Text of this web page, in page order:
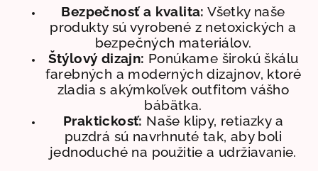
i
e
p
r
v
k
y
v
ý
p
i
e
Bezpečnosť a kvalita: Všetky naše
produkty sú vyrobené z netoxických a
bezpečných materiálov.
Štýlový dizajn: Ponúkame širokú škálu
farebných a moderných dizajnov, ktoré
zladia s akýmkoľvek outfitom vášho
bábätka.
Praktickosť: Naše klipy, retiazky a
puzdrá sú navrhnuté tak, aby boli
jednoduché na použitie a udržiavanie.